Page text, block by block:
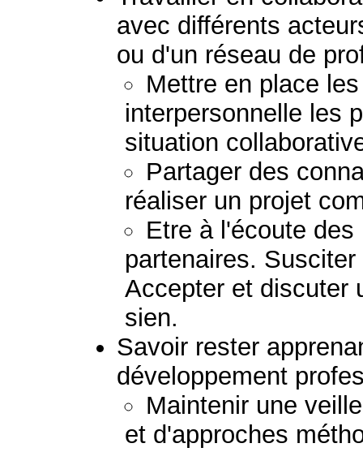
avec différents
ou d'un réseau de
Mettre en place
interpersonnelle les
situation
Partager des
réaliser un projet
Etre à l'écoute
partenaires.
Accepter et discuter
sien.
Savoir rester
développement
Maintenir une
et d'approches